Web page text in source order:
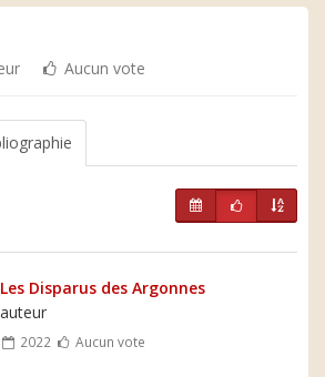
Aucun vote
Les Disparus des Argonnes
auteur
2022 Aucun vote